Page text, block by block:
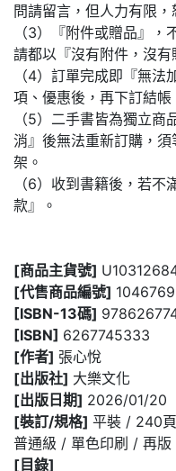
問請留言，但人力有限，
（3）『附件或贈品』，
請都以『沒有附件，沒有
（4）訂單完成即『無
項、優惠後，再下訂結帳
（5）二手書皆為獨立
消』後無法重新訂購，
架。
（6）收到書籍後，若
款』。
[商品主貨號]
[代售商品編號]
[ISBN-13碼]
[ISBN] 6267745333
[作者] 張心悅
[出版社] 大樂文化
[出版日期] 2026/01/20
[裝訂/規格] 平裝 / 240
普通級 / 單色印刷 / 再版
[目錄]